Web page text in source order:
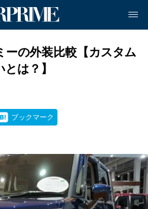
ーの外装比較【カスタム
は？】
ブックマーク